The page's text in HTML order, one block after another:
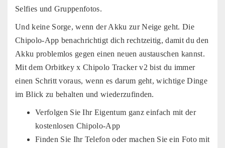
Selfies und Gruppenfotos.
Und keine Sorge, wenn der Akku zur Neige geht. Die
Chipolo-App benachrichtigt dich rechtzeitig, damit du den
Akku problemlos gegen einen neuen austauschen kannst.
Mit dem Orbitkey x Chipolo Tracker v2 bist du immer
einen Schritt voraus, wenn es darum geht, wichtige Dinge
im Blick zu behalten und wiederzufinden.
Verfolgen Sie Ihr Eigentum ganz einfach mit der
kostenlosen Chipolo-App
Finden Sie Ihr Telefon oder machen Sie ein Foto mit